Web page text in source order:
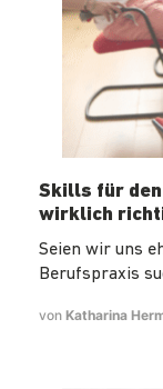
Skills für den
wirklich
Seien wir uns
Berufspraxis
von Katharina